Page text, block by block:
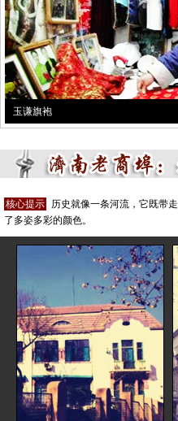
玉谦旗袍
核心提示
历史就像一条河流，它既带
了多姿多彩的颜色。